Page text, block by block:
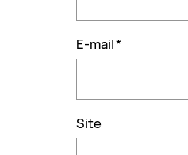
E-mail*
Site